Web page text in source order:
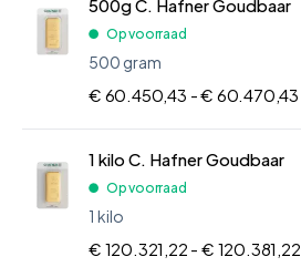
500g C. Hafner Goudbaar
Op voorraad
500 gram
€ 60.450,43 -€ 60.470,43
1 kilo C. Hafner Goudbaar
Op voorraad
1 kilo
€ 120.321,22 -€ 120.381,22